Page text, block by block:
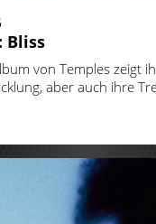
Bliss
von Temples zeigt
aber auch ihre